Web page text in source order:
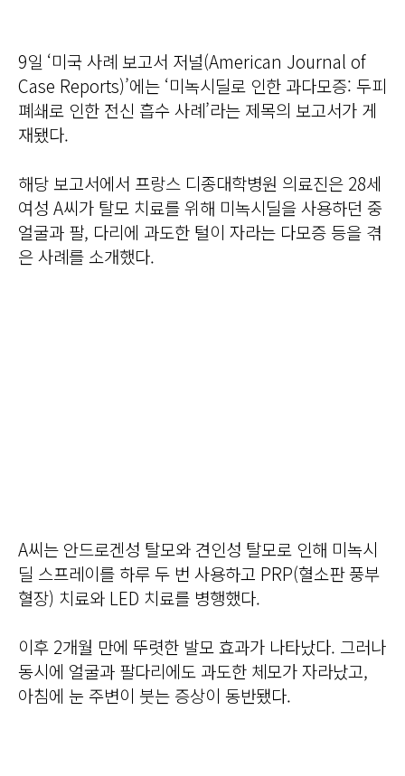
9일 ‘미국 사례 보고서 저널(American Journal of
Case Reports)’에는 ‘미녹시딜로 인한 과다모증: 두피
폐쇄로 인한 전신 흡수 사례’라는 제목의 보고서가 게
재됐다.
해당 보고서에서 프랑스 디종대학병원 의료진은 28세
여성 A씨가 탈모 치료를 위해 미녹시딜을 사용하던 중
얼굴과 팔, 다리에 과도한 털이 자라는 다모증 등을 겪
은 사례를 소개했다.
A씨는 안드로겐성 탈모와 견인성 탈모로 인해 미녹시
딜 스프레이를 하루 두 번 사용하고 PRP(혈소판 풍부
혈장) 치료와 LED 치료를 병행했다.
이후 2개월 만에 뚜렷한 발모 효과가 나타났다. 그러나
동시에 얼굴과 팔다리에도 과도한 체모가 자라났고,
아침에 눈 주변이 붓는 증상이 동반됐다.